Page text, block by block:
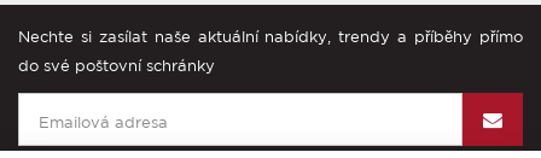
Nechte si zasílat naše aktuální nabídky, trendy a příběhy přímo
do své poštovní schránky